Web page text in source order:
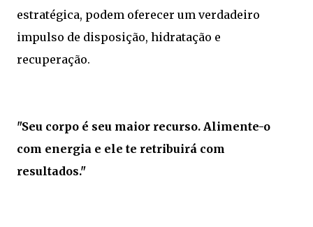
estratégica, podem oferecer um verdadeiro
impulso de disposição, hidratação e
recuperação.
"Seu corpo é seu maior recurso. Alimente-o
com energia e ele te retribuirá com
resultados."